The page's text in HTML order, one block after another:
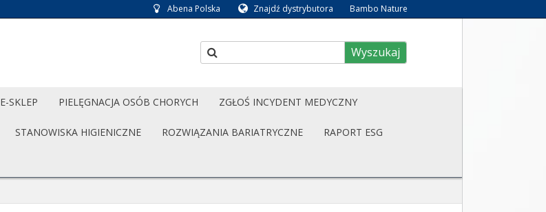
Abena Polska Znajdź dystrybutora Bambo Nature
Wyszukaj
E-SKLEP PIELĘGNACJA OSÓB CHORYCH ZGŁOŚ INCYDENT MEDYCZNY
STANOWISKA HIGIENICZNE ROZWIĄZANIA BARIATRYCZNE RAPORT ESG